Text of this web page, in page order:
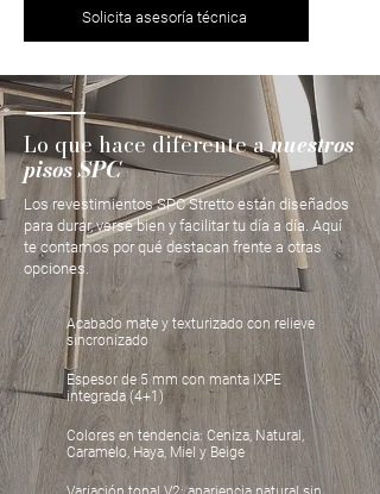
Solicita asesoría técnica
Lo que hace diferente anuestros
pisos SPC
Los revestimientos SPC Stretto están diseñados
para durar, verse bien y facilitar tu día a día. Aquí
te contamos por qué destacan frente a otras
opciones.
Acabado mate y texturizado con relieve
sincronizado
Espesor de 5 mm con manta IXPE
integrada (4+1)
Colores en tendencia: Ceniza, Natural,
Caramelo, Haya, Miel y Beige